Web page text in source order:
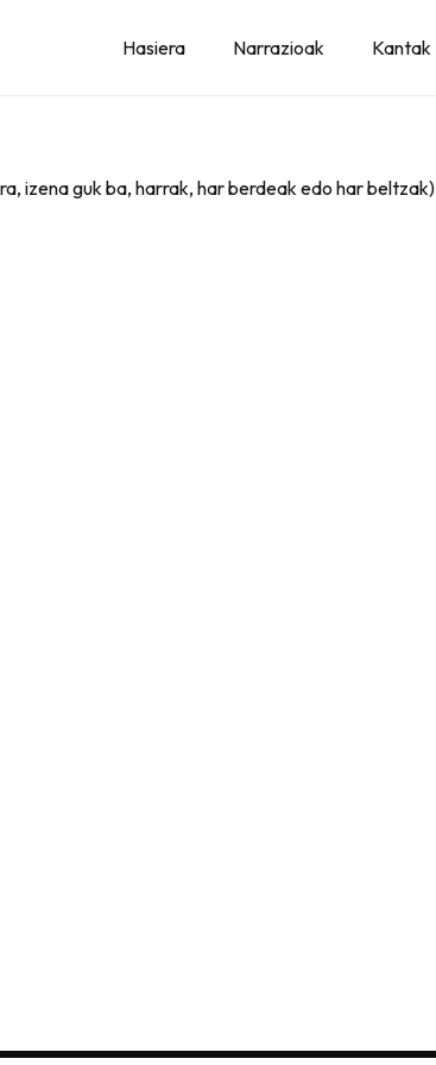
Hasiera Narrazioak Kantak
izena guk ba, harrak, har berdeak edo har beltzak)